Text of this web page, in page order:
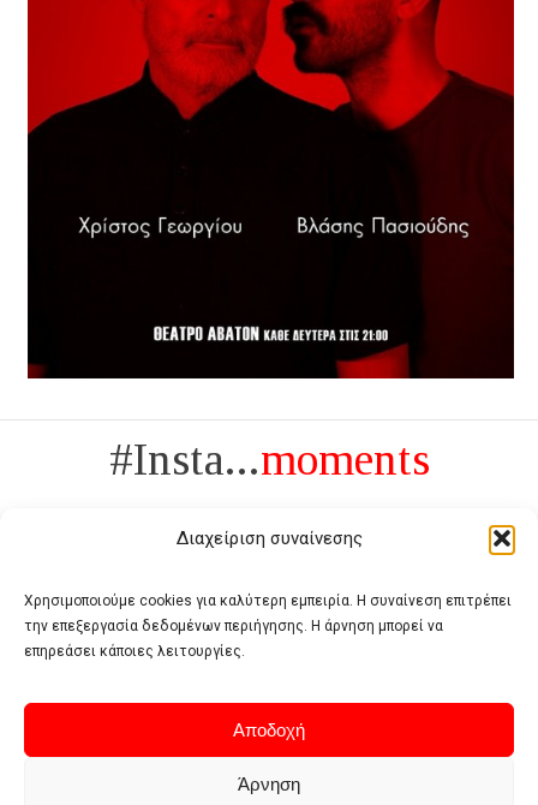
Διαχείριση συναίνεσης
Χρησιμοποιούμε cookies για καλύτερη εμπειρία. Η συναίνεση επιτρέπει
την επεξεργασία δεδομένων περιήγησης. Η άρνηση μπορεί να
επηρεάσει κάποιες λειτουργίες.
Αποδοχή
Άρνηση
#Insta...moments
Πολυτέλεια δεν είναι το αντίθετο της ανέχειας, είναι το αντίθετο της